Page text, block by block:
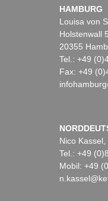
HAMBURG
Louisa von
Holstenwall
20355
Tel.: +49
Fax: +49
Nico Kassel,
Tel.: +49
Mobil: +49